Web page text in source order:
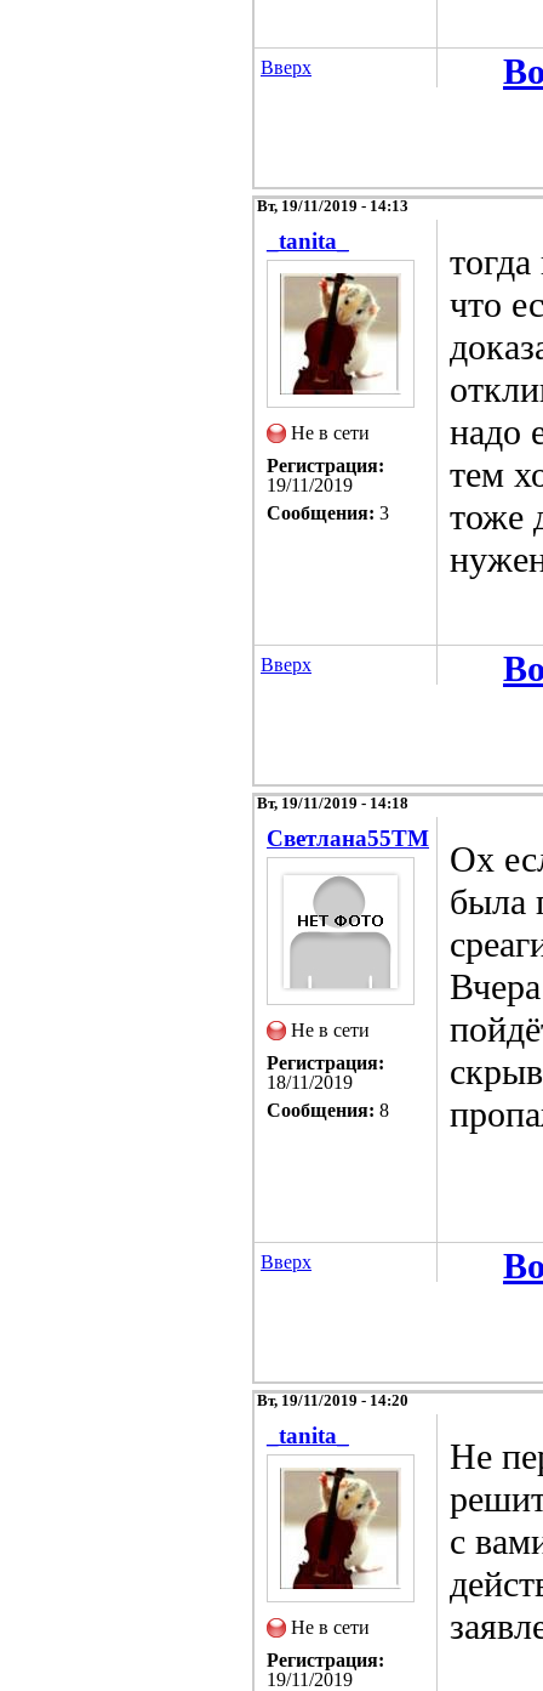
Вверх
Вт, 19/11/2019 - 14:13
_tanita_
Не в сети
Регистрация:
19/11/2019
Сообщения: 3
что
надо
тем
тоже
Вверх
Вт, 19/11/2019 - 14:18
Светлана55TM
Не в сети
Регистрация:
18/11/2019
Сообщения: 8
Ох
была
Вверх
Вт, 19/11/2019 - 14:20
_tanita_
Не в сети
Регистрация:
19/11/2019
Не
с